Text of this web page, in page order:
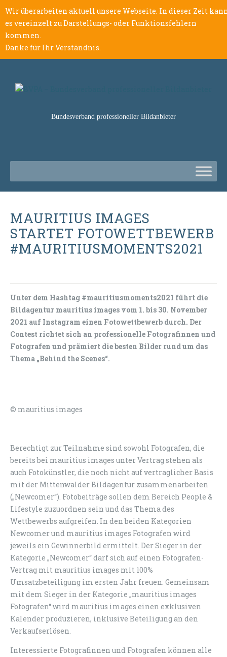
Wir überarbeiten aktuell unsere Webseite. In dieser Zeit
es vereinzelt zu Darstellungs- oder Funktionsfehlern
kommen.
Danke für Ihr Verständnis.
Bundesverband professioneller Bildanbieter
MAURITIUS IMAGES
STARTET FOTOWETTBEWERB
#MAURITIUSMOMENTS2021
Unter dem Hashtag #mauritiusmoments2021 führt die
Bildagentur mauritius images vom 1. bis 30. November
2021 auf Instagram einen Fotowettbewerb durch. Der
Contest richtet sich an professionelle Fotografinnen und
Fotografen und prämiert die besten Bilder rund um das
Thema „Behind the Scenes“.
© mauritius images
Berechtigt zur Teilnahme sind sowohl Fotografen, die
bereits bei mauritius images unter Vertrag stehen als
auch Fotokünstler, die noch nicht auf vertraglicher Basis
mit der Mittenwalder Bildagentur zusammenarbeiten
(„Newcomer“). Fotobeiträge sollen dem Bereich People &
Lifestyle zuzuordnen sein und das Thema des
Wettbewerbs aufgreifen. In den beiden Kategorien
Newcomer und mauritius images Fotografen wird
jeweils ein Gewinnerbild ermittelt. Der Sieger in der
Kategorie „Newcomer“ darf sich auf einen Fotografen-
Vertrag mit mauritius images mit 100%
Umsatzbeteiligung im ersten Jahr freuen. Gemeinsam
mit dem Sieger in der Kategorie „mauritius images
Fotografen“ wird mauritius images einen exklusiven
Kalender produzieren, inklusive Beteiligung an den
Verkaufserlösen.
Interessierte Fotografinnen und Fotografen können alle